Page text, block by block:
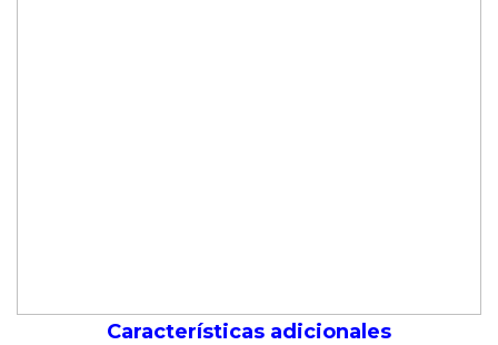
Características adicionales